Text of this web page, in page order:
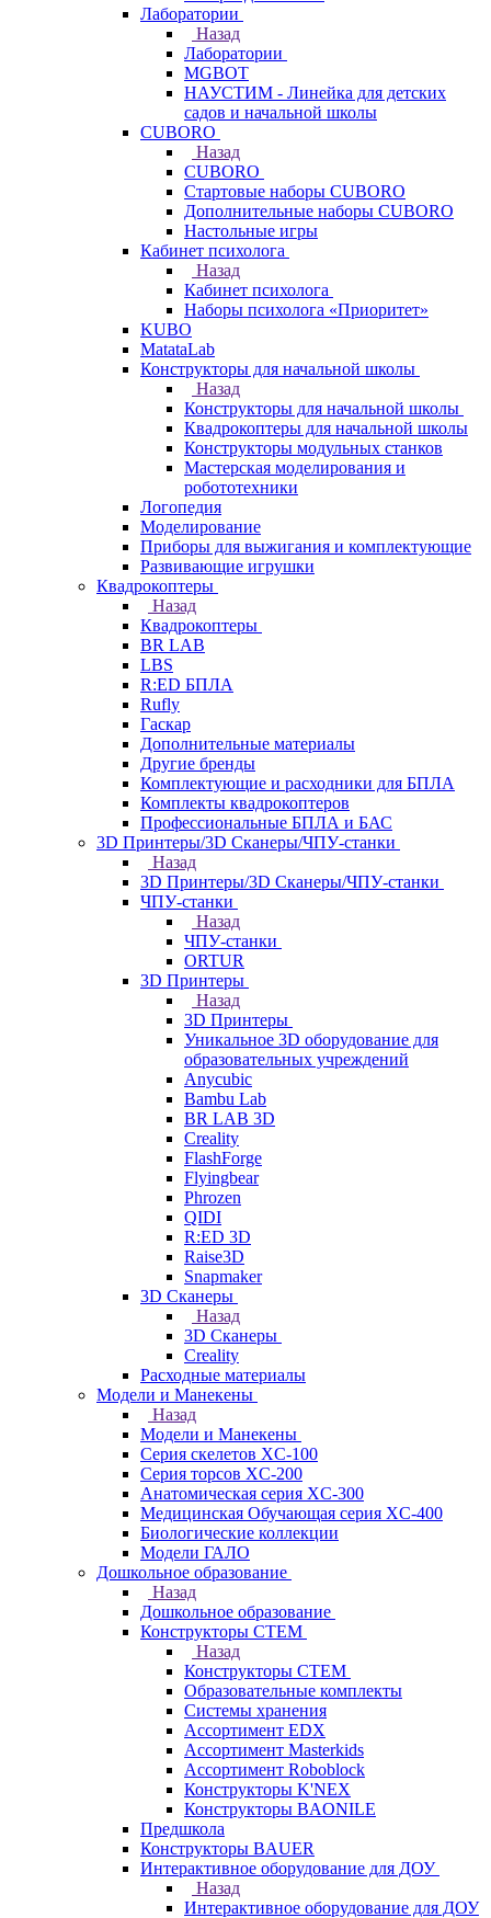
Лаборатории
Назад
Лаборатории
MGBOT
НАУСТИМ - Линейка для детских
садов и начальной школы
CUBORO
Назад
CUBORO
Стартовые наборы CUBORO
Дополнительные наборы CUBORO
Настольные игры
Кабинет психолога
Назад
Кабинет психолога
Наборы психолога «Приоритет»
KUBO
MatataLab
Конструкторы для начальной школы
Назад
Конструкторы для начальной школы
Квадрокоптеры для начальной школы
Конструкторы модульных станков
Мастерская моделирования и
робототехники
Логопедия
Моделирование
Приборы для выжигания и комплектующие
Развивающие игрушки
Квадрокоптеры
Назад
Квадрокоптеры
BR LAB
LBS
R:ED БПЛА
Rufly
Гаскар
Дополнительные материалы
Другие бренды
Комплектующие и расходники для БПЛА
Комплекты квадрокоптеров
Профессиональные БПЛА и БАС
3D Принтеры/3D Сканеры/ЧПУ-станки
Назад
3D Принтеры/3D Сканеры/ЧПУ-станки
ЧПУ-станки
Назад
ЧПУ-станки
ORTUR
3D Принтеры
Назад
3D Принтеры
Уникальное 3D оборудование для
образовательных учреждений
Anycubic
Bambu Lab
BR LAB 3D
Creality
FlashForge
Flyingbear
Phrozen
QIDI
R:ED 3D
Raise3D
Snapmaker
3D Сканеры
Назад
3D Сканеры
Creality
Расходные материалы
Модели и Манекены
Назад
Модели и Манекены
Серия скелетов XC-100
Серия торсов XC-200
Анатомическая серия XC-300
Медицинская Обучающая серия XC-400
Биологические коллекции
Модели ГАЛО
Дошкольное образование
Назад
Дошкольное образование
Конструкторы СТЕМ
Назад
Конструкторы СТЕМ
Образовательные комплекты
Системы хранения
Ассортимент EDX
Ассортимент Masterkids
Ассортимент Roboblock
Конструкторы K'NEX
Конструкторы BAONILE
Предшкола
Конструкторы BAUER
Интерактивное оборудование для ДОУ
Назад
Интерактивное оборудование для ДОУ